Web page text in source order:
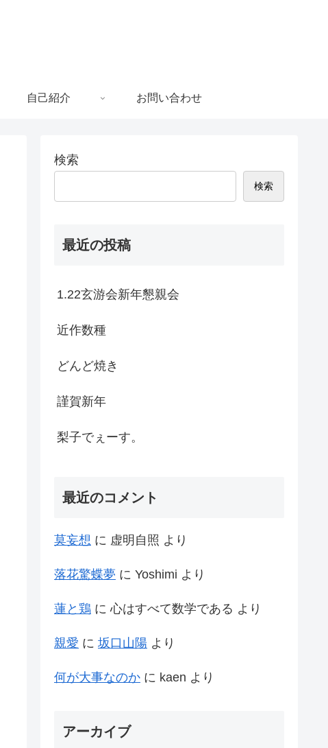
自己紹介 お問い合わせ
検索
検索
最近の投稿
1.22玄游会新年懇親会
近作数種
どんど焼き
謹賀新年
梨子でぇーす。
最近のコメント
莫妄想 に 虚明自照 より
落花驚蝶夢 に Yoshimi より
蓮と鶏 に心はすべて数学である より
親愛 に 坂口山陽 より
何が大事なのか に kaen より
アーカイブ